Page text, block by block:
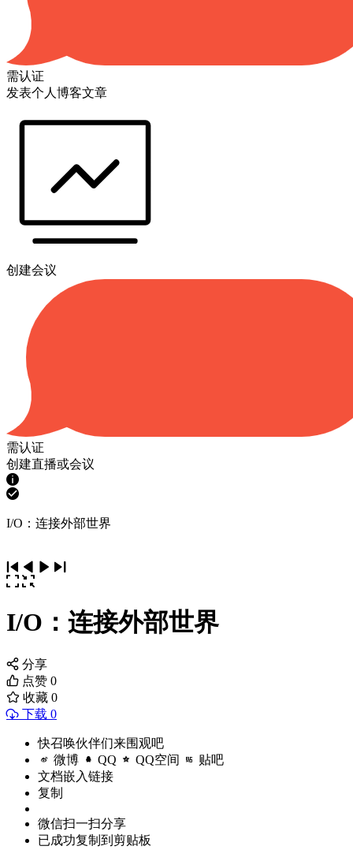
需认证
发表个人博客文章
创建会议
需认证
创建直播或会议
I/O：连接外部世界
I/O：连接外部世界
分享
点赞 0
收藏 0
下载 0
快召唤伙伴们来围观吧
微博 QQ QQ空间 贴吧
文档嵌入链接
复制
微信扫一扫分享
已成功复制到剪贴板